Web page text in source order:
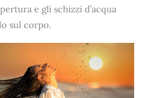
e gli schizzi d’acqua
sul corpo.